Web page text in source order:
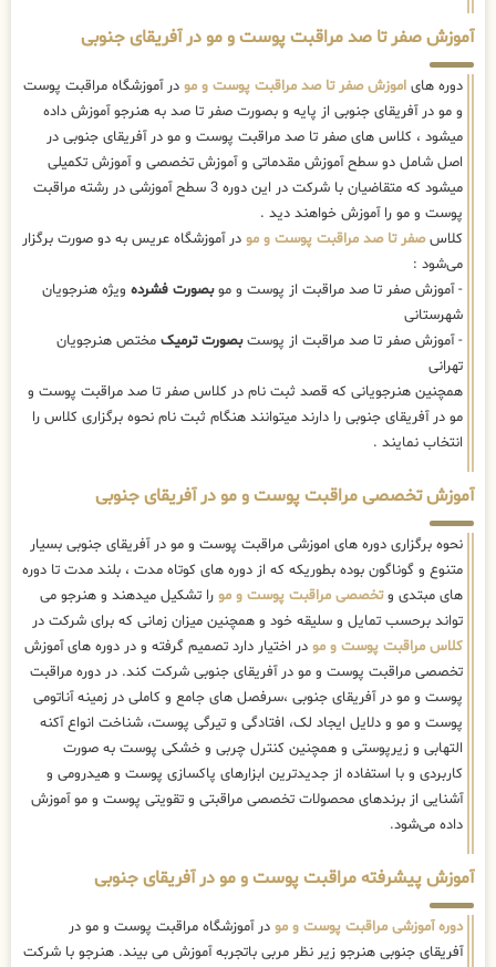
آموزش صفر تا صد مراقبت پوست و مو در آفریقای جنوبی
دوره های اموزش صفر تا صد مراقبت پوست و مو در آموزشگاه مراقبت پوست
و مو در آفریقای جنوبی از پایه و بصورت صفر تا صد به هنرجو آموزش داده
میشود ، کلاس های صفر تا صد مراقبت پوست و مو در آفریقای جنوبی در
اصل شامل دو سطح آموزش مقدماتی و آموزش تخصصی و آموزش تکمیلی
میشود که متقاضیان با شرکت در این دوره 3 سطح آموزشی در رشته مراقبت
پوست و مو را آموزش خواهند دید .
کلاسصفر تا صد مراقبت پوست و مو در آموزشگاه عریس به دو صورت برگزار
می‌شود :
- آموزش صفر تا صد مراقبت از پوست و موبصورت فشرده ویژه هنرجویان
شهرستانی
- آموزش صفر تا صد مراقبت از پوستبصورت ترمیک مختص هنرجویان
تهرانی
همچنین هنرجویانی که قصد ثبت نام در کلاس صفر تا صد مراقبت پوست و
مو در آفریقای جنوبی را دارند میتوانند هنگام ثبت نام نحوه برگزاری کلاس را
انتخاب نمایند .
آموزش تخصصی مراقبت پوست و مو در آفریقای جنوبی
نحوه برگزاری دوره های اموزشی مراقبت پوست و مو در آفریقای جنوبی بسیار
متنوع و گوناگون بوده بطوریکه که از دوره های کوتاه مدت ، بلند مدت تا دوره
های مبتدی وتخصصی مراقبت پوست و مو را تشکیل میدهند و هنرجو می
تواند برحسب تمایل و سلیقه خود و همچنین میزان زمانی که برای شرکت در
کلاس مراقبت پوست و مو در اختیار دارد تصمیم گرفته و در دوره های آموزش
تخصصی مراقبت پوست و مو در آفریقای جنوبی شرکت کند. در دوره مراقبت
پوست و مو در آفریقای جنوبی ،سرفصل های جامع و کاملی در زمینه آناتومی
پوست و مو و دلایل ایجاد لک، افتادگی و تیرگی پوست، شناخت انواع آکنه
التهابی و زیرپوستی و همچنین کنترل چربی و خشکی پوست به صورت
کاربردی و با استفاده از جدیدترین ابزارهای پاکسازی پوست و هیدرومی و
آشنایی از برندهای محصولات تخصصی مراقبتی و تقویتی پوست و مو آموزش
داده می‌شود.
آموزش پیشرفته مراقبت پوست و مو در آفریقای جنوبی
دوره آموزشی مراقبت پوست و مو در آموزشگاه مراقبت پوست و مو در
آفریقای جنوبی هنرجو زیر نظر مربی باتجربه آموزش می بیند. هنرجو با شرکت